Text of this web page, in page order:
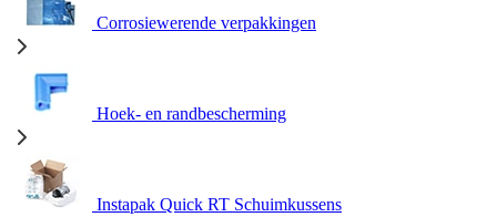
Corrosiewerende verpakkingen
Hoek- en randbescherming
Instapak Quick RT Schuimkussens